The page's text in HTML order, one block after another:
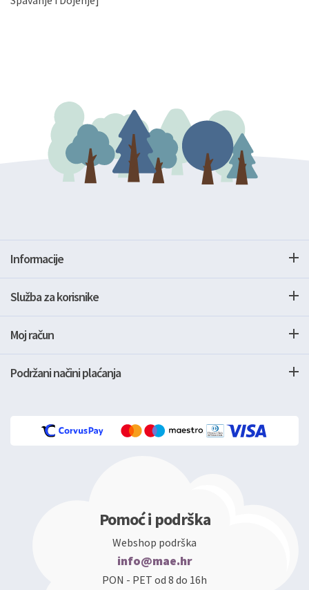
Informacije
Služba za korisnike
Moj račun
Podržani načini plaćanja
Pomoć i podrška
Webshop podrška
info@mae.hr
PON - PET od 8 do 16h